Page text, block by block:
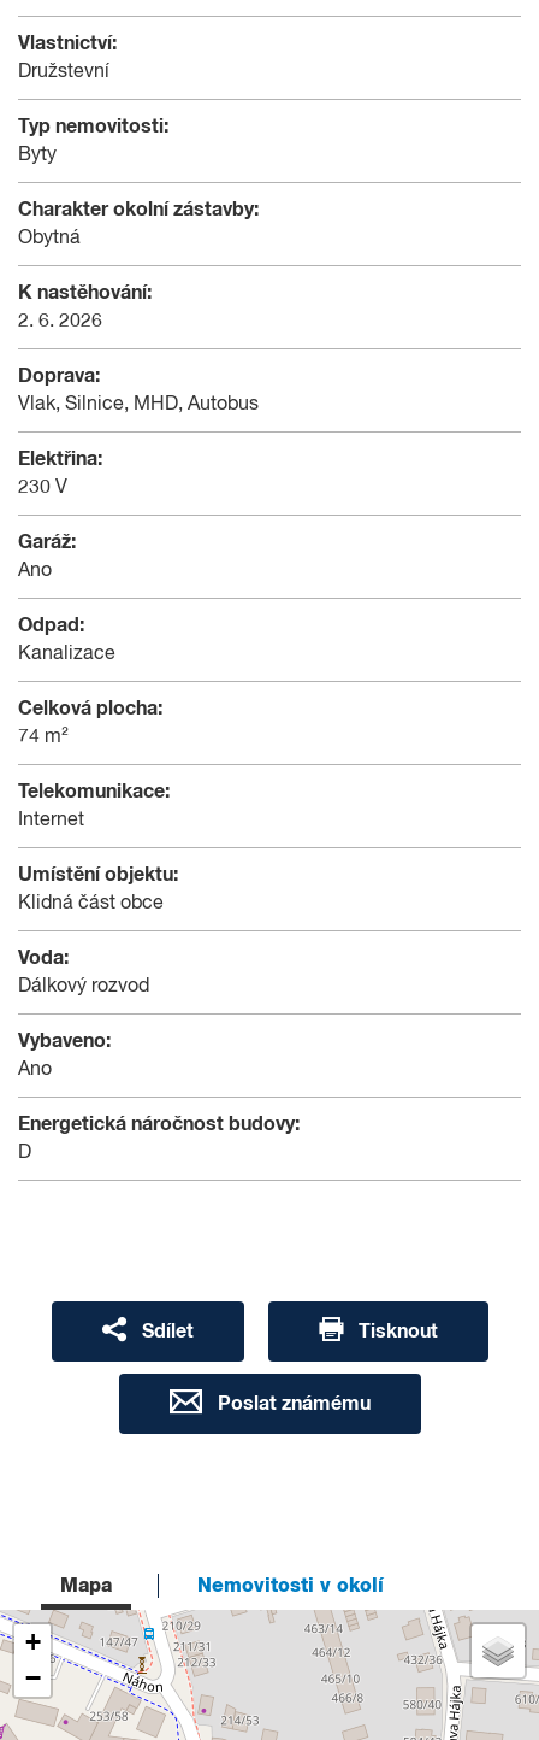
Vlastnictví:
Družstevní
Typ nemovitosti:
Byty
Charakter okolní zástavby:
Obytná
K nastěhování:
2. 6. 2026
Doprava:
Vlak, Silnice, MHD, Autobus
Elektřina:
230 V
Garáž:
Ano
Odpad:
Kanalizace
Celková plocha:
74 m²
Telekomunikace:
Internet
Umístění objektu:
Klidná část obce
Voda:
Dálkový rozvod
Vybaveno:
Ano
Energetická náročnost budovy:
D
Sdílet Tisknout
Poslat známému
Mapa Nemovitosti v okolí
+
−